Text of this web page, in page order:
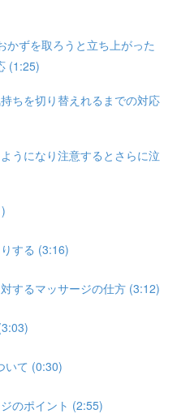
ずを取ろうと立ち上がった
(1:25)
ちを切り替えれるまでの対応
うになり注意するとさらに泣
する (3:16)
するマッサージの仕方 (3:12)
いて (0:30)
のポイント (2:55)